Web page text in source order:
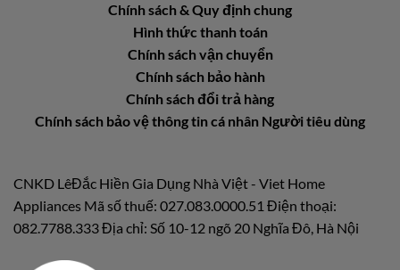
Chính sách & Quy định chung
Hình thức thanh toán
Chính sách vận chuyển
Chính sách bảo hành
Chính sách đổi trả hàng
Chính sách bảo vệ thông tin cá nhân Người tiêu dùng
CNKD LêĐắc Hiền Gia Dụng Nhà Việt - Viet Home
Appliances Mã số thuế: 027.083.0000.51 Điện thoại:
082.7788.333 Địa chỉ: Số 10-12 ngõ 20 Nghĩa Đô, Hà Nội